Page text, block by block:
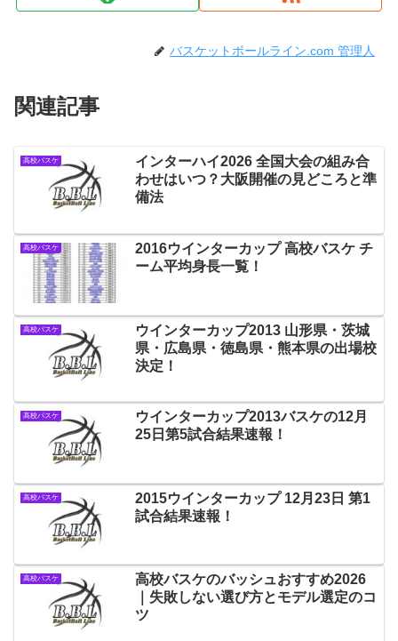
バスケットボールライン.com 管理人
関連記事
高校バスケ
インターハイ2026 全国大会の組み合
わせはいつ？大阪開催の見どころと準
備法
高校バスケ
2016ウインターカップ 高校バスケ チ
ーム平均身長一覧！
高校バスケ
ウインターカップ2013 山形県・茨城
県・広島県・徳島県・熊本県の出場校
決定！
高校バスケ
ウインターカップ2013バスケの12月
25日第5試合結果速報！
高校バスケ
2015ウインターカップ 12月23日 第1
試合結果速報！
高校バスケ
高校バスケのバッシュおすすめ2026
｜失敗しない選び方とモデル選定のコ
ツ